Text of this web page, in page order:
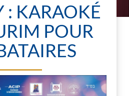
: KARAOKÉ
POUR